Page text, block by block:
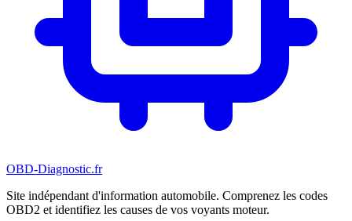
OBD-Diagnostic.fr
Site indépendant d'information automobile. Comprenez les codes
OBD2 et identifiez les causes de vos voyants moteur.